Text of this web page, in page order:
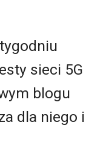
sieci 5G
blogu
dla niego i